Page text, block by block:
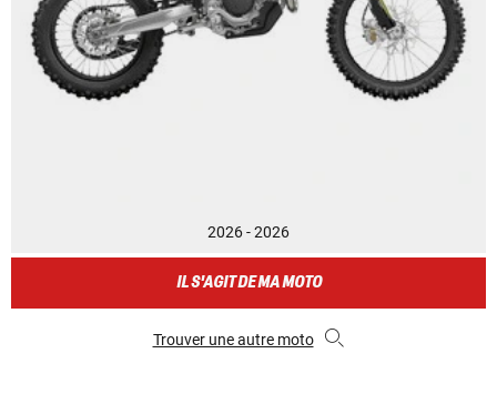
2026 - 2026
IL S'AGIT DE MA MOTO
Trouver une autre moto